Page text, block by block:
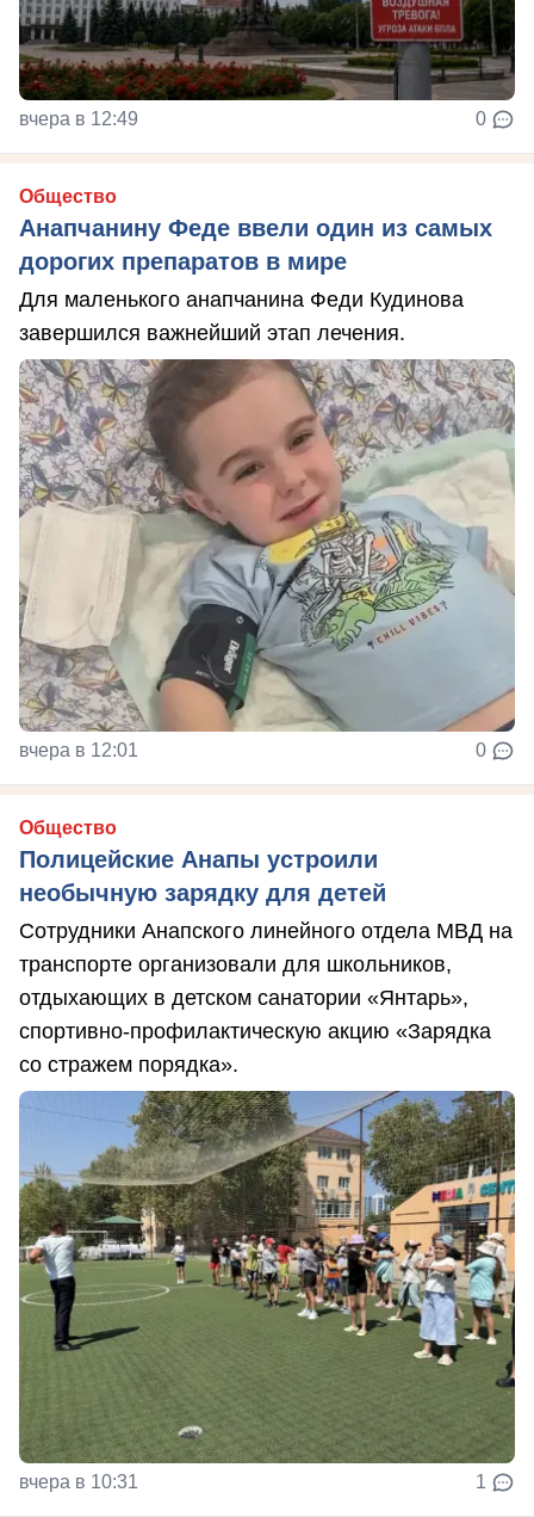
вчера в 12:49 0
Общество
Анапчанину Феде ввели один из самых
дорогих препаратов в мире
Для маленького анапчанина Феди Кудинова
завершился важнейший этап лечения.
вчера в 12:01 0
Общество
Полицейские Анапы устроили
необычную зарядку для детей
Сотрудники Анапского линейного отдела МВД на
транспорте организовали для школьников,
отдыхающих в детском санатории «Янтарь»,
спортивно-профилактическую акцию «Зарядка
со стражем порядка».
вчера в 10:31 1